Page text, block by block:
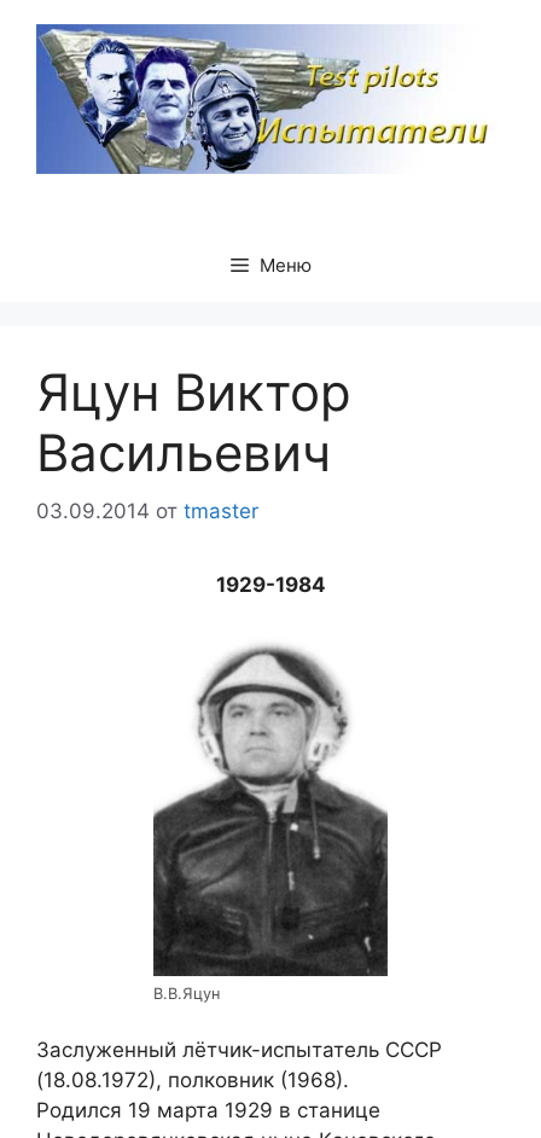
содержимому
Меню
Яцун Виктор
Васильевич
03.09.2014 от tmaster
1929-1984
В.В.Яцун
Заслуженный лётчик-испытатель СССР
(18.08.1972), полковник (1968).
Родился 19 марта 1929 в станице